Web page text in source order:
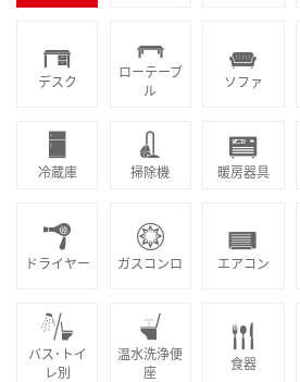
デスク
ローテーブ
ル
ソファ
冷蔵庫 掃除機 暖房器具
ドライヤー ガスコンロ エアコン
バス･トイ
レ別
温水洗浄便
座
食器